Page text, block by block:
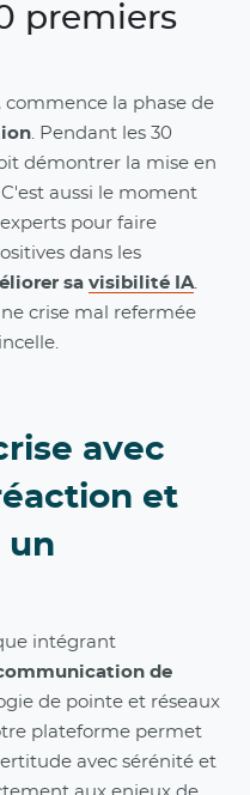
premiers
la phase de
. Pendant les 30
démontrer la mise en
aussi le moment
pour faire
dans les
sa visibilité IA
crise mal refermée
avec
et
un
intégrant
de
de pointe et réseaux
plateforme permet
avec sérénité et